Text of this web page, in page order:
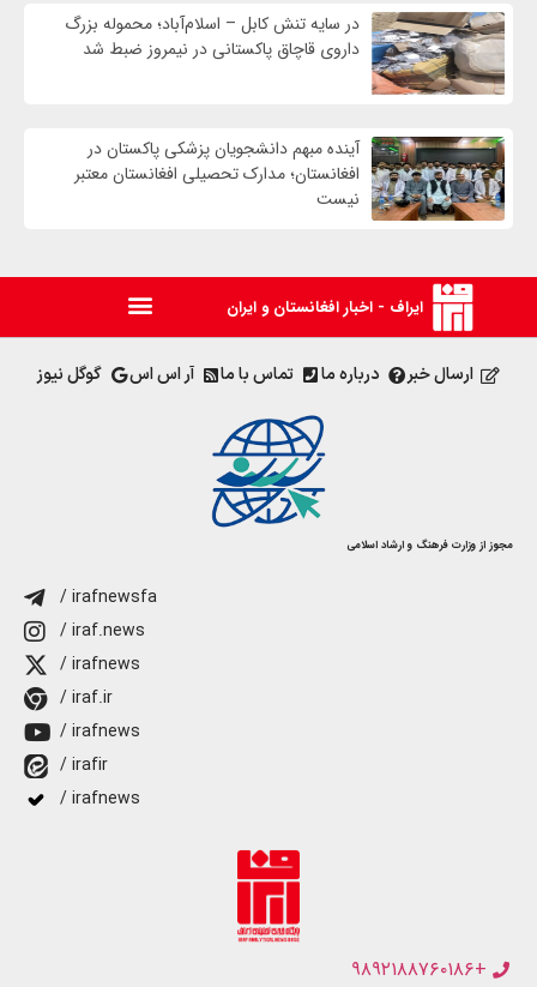
در سایه تنش کابل – اسلام‌آباد؛ محموله بزرگ
داروی قاچاق پاکستانی در نیمروز ضبط شد
آینده مبهم دانشجویان پزشکی پاکستان در
افغانستان؛ مدارک تحصیلی افغانستان معتبر
نیست
ایراف - اخبار افغانستان و ایران
ارسال خبر درباره ما تماس با ما آر اس اس گوگل نیوز
مجوز از وزارت فرهنگ و ارشاد اسلامی
/ irafnewsfa
/ iraf.news
/ irafnews
/ iraf.ir
/ irafnews
/ irafir
/ irafnews
+۹۸۹۲۱۸۸۷۶۰۱۸۶